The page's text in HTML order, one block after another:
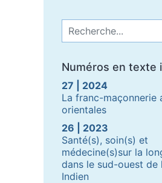
Menu principal
Numéros en texte
27 | 2024
La franc-maçonnerie
orientales
26 | 2023
Santé(s), soin(s) et
médecine(s)sur la
dans le sud-ouest de
Indien